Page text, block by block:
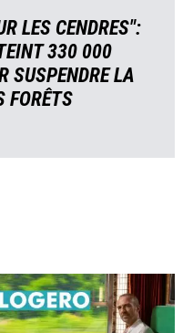
LES CENDRES":
330 000
SUSPENDRE LA
FORÊTS